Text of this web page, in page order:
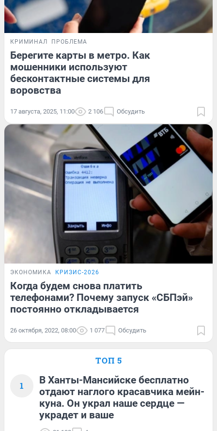
КРИМИНАЛ ПРОБЛЕМА
Берегите карты в метро. Как
мошенники используют
бесконтактные системы для
воровства
17 августа, 2025, 11:00 2 106 Обсудить
ЭКОНОМИКА КРИЗИС-2026
Когда будем снова платить
телефонами? Почему запуск «СБПэй»
постоянно откладывается
26 октября, 2022, 08:00 1 077 Обсудить
ТОП 5
1
В Ханты-Мансийске бесплатно
отдают наглого красавчика мейн-
куна. Он украл наше сердце —
украдет и ваше